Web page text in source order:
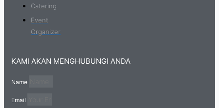
Catering
Event
Organizer
KAMI AKAN MENGHUBUNGI ANDA
Name
Email